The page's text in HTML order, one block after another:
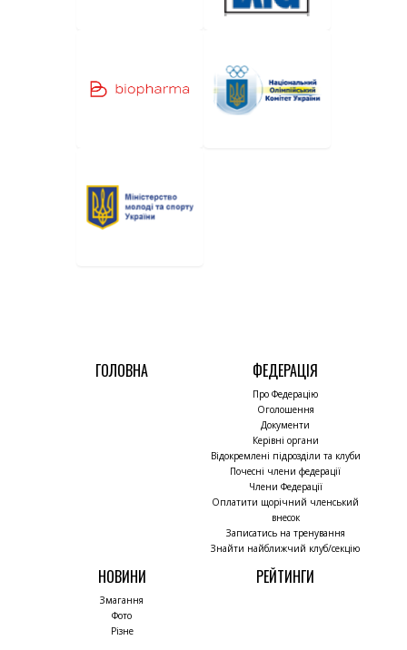
ГОЛОВНА ФЕДЕРАЦІЯ
Про Федерацію
Оголошення
Документи
Керівні органи
Відокремлені підрозділи та клуби
Почесні члени федерації
Члени Федерації
Оплатити щорічний членський
внесок
Записатись на тренування
Знайти найближчий клуб/секцію
НОВИНИ
Змагання
Фото
Різне
РЕЙТИНГИ